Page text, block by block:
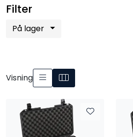
Filter
På lager
Visning